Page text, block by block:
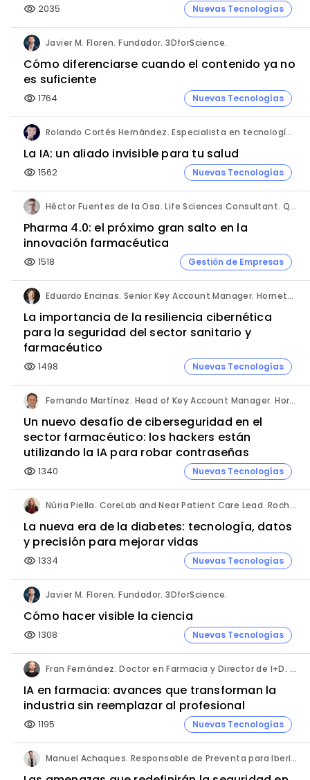
visibility 2035 Nuevas Tecnologías
Javier M. Floren. Fundador. 3DforScience.
Cómo diferenciarse cuando el contenido ya no
es suficiente
visibility 1764 Nuevas Tecnologías
Rolando Cortés Hernández. Especialista en tecnología e inteligencia artificial. Director Comercial. AQUÍ tu Remodelación.
La IA: un aliado invisible para tu salud
visibility 1562 Nuevas Tecnologías
Héctor Fuentes de la Osa. Life Sciences Consultant. QbD Group.
Pharma 4.0: el próximo gran salto en la
innovación farmacéutica
visibility 1518 Gestión de Empresas
Eduardo Encinas. Senior Key Account Manager. Hornetsecurity en Iberia.
La importancia de la resiliencia cibernética
para la seguridad del sector sanitario y
farmacéutico
visibility 1498 Nuevas Tecnologías
Fernando Martínez. Head of Key Account Manager. Hornetsecurity.
Un nuevo desafío de ciberseguridad en el
sector farmacéutico: los hackers están
utilizando la IA para robar contraseñas
visibility 1340 Nuevas Tecnologías
Núria Piella. CoreLab and Near Patient Care Lead. Roche Diagnostics España.
La nueva era de la diabetes: tecnología, datos
y precisión para mejorar vidas
visibility 1334 Nuevas Tecnologías
Javier M. Floren. Fundador. 3DforScience.
Cómo hacer visible la ciencia
visibility 1308 Nuevas Tecnologías
Fran Fernández. Doctor en Farmacia y Director de I+D. Labiana
IA en farmacia: avances que transforman la
industria sin reemplazar al profesional
visibility 1195 Nuevas Tecnologías
Manuel Achaques. Responsable de Preventa para Iberia, Italia y Latinoamérica. Hornetsecurity.